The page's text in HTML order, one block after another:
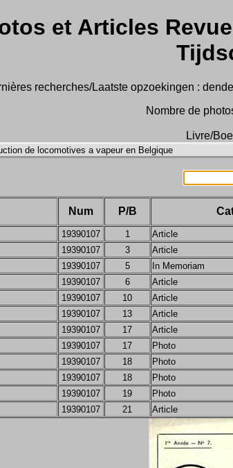
et Articles
recherches/Laatste opzoekingen :
Nombre de
Livre/
Num P/B
19390107 1 Article
19390107 3 Article
19390107 5 In Memoriam
19390107 6 Article
19390107 10 Article
19390107 13 Article
19390107 17 Article
19390107 17 Photo
19390107 18 Photo
19390107 18 Photo
19390107 19 Photo
19390107 21 Article